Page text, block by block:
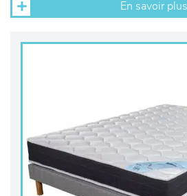
En savoir plus